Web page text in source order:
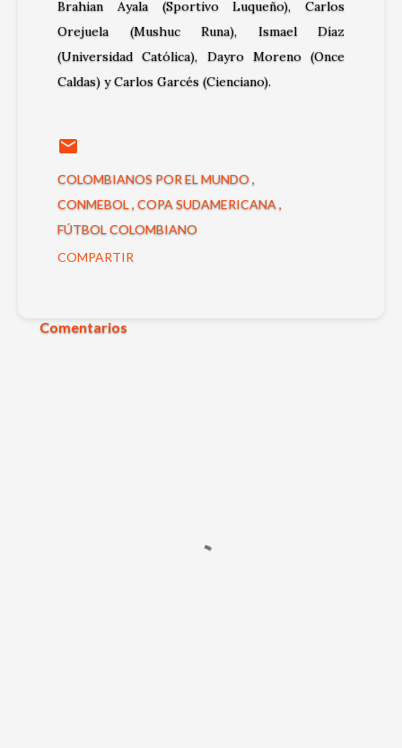
Brahian Ayala (Sportivo Luqueño), Carlos
Orejuela (Mushuc Runa), Ismael Díaz
(Universidad Católica), Dayro Moreno(Once
Caldas) y Carlos Garcés (Cienciano).
COLOMBIANOS POR EL MUNDO
CONMEBOL COPA SUDAMERICANA
FÚTBOL COLOMBIANO
COMPARTIR
Comentarios